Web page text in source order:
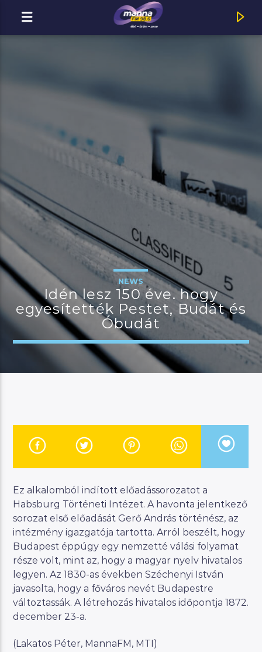
MOST ADÁSBAN
MannaFM
JELENLEGI MŰSOR
KANAPÉ
18:00
Manna FM
NEWS
Idén lesz 150 éve. hogy
egyesítették Pestet, Budát és
Óbudát
Ez alkalomból indított előadássorozatot a
Habsburg Történeti Intézet. A havonta jelentkező
sorozat első előadását Gerő András történész, az
intézmény igazgatója tartotta. Arról beszélt, hogy
Budapest éppúgy egy nemzetté válási folyamat
része volt, mint az, hogy a magyar nyelv hivatalos
legyen. Az 1830-as években Széchenyi István
javasolta, hogy a főváros nevét Budapestre
változtassák. A létrehozás hivatalos időpontja 1872.
december 23-a.
(Lakatos Péter, MannaFM, MTI)